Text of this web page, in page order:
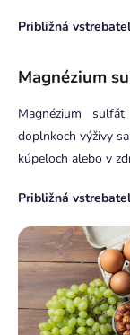
Približná
Magnézium
Magnézium
doplnkoch výživy
kúpeľoch alebo v
Približná